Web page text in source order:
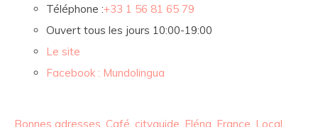
Téléphone :+33 1 56 81 65 79
Ouvert tous les jours 10:00-19:00
Le site
Facebook : Mundolingua
Bonnes adresses, Café, cityguide, Eléna, France, Local,